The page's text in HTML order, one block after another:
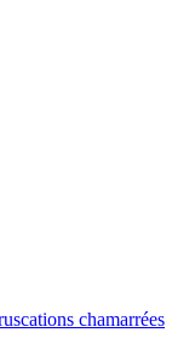
chamarrées